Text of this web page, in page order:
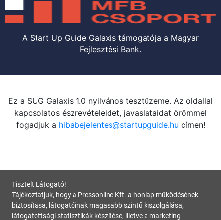
A Start Up Guide Galaxis támogatója a Magyar
Fejlesztési Bank.
Ez a SUG Galaxis 1.0 nyilvános tesztüzeme. Az oldallal
kapcsolatos észrevételeidet, javaslataidat örömmel
fogadjuk a hibabejelentes@startupguide.hu címen!
Tisztelt Látogató!
Tájékoztatjuk, hogy a Pressonline Kft. a honlap működésének
biztosítása, látogatóinak magasabb szintű kiszolgálása,
látogatottsági statisztikák készítése, illetve a marketing